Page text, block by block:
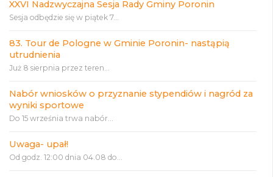
XXVI Nadzwyczajna Sesja Rady Gminy Poronin
Sesja odbędzie się w piątek 7...
83. Tour de Pologne w Gminie Poronin- nastąpią
utrudnienia
Już 8 sierpnia przez teren...
Nabór wniosków o przyznanie stypendiów i nagród za
wyniki sportowe
Do 15 września trwa nabór...
Uwaga- upał!
Od godz. 12:00 dnia 04.08 do...